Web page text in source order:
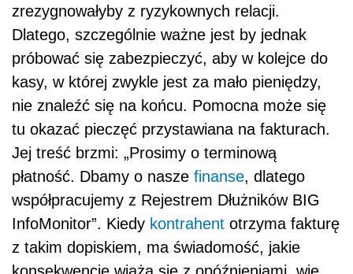
zrezygnowałyby z ryzykownych relacji.
Dlatego, szczególnie ważne jest by jednak
próbować się zabezpieczyć, aby w kolejce do
kasy, w której zwykle jest za mało pieniędzy,
nie znaleźć się na końcu. Pomocna może się
tu okazać pieczęć przystawiana na fakturach.
Jej treść brzmi: „Prosimy o terminową
płatność. Dbamy o nasze finanse, dlatego
współpracujemy z Rejestrem Dłużników BIG
InfoMonitor”. Kiedy kontrahent otrzyma fakturę
z takim dopiskiem, ma świadomość, jakie